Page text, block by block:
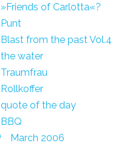
»Friends of Carlotta«?
Punt
Blast from the past Vol.4
the water
Traumfrau
Rollkoffer
quote of the day
BBQ
March 2006